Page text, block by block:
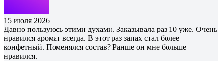
15 июля 2026
Давно пользуюсь этими духами. Заказывала раз 10 уже. Очень
нравился аромат всегда. В этот раз запах стал более
конфетный. Поменялся состав? Ранше он мне больше
нравился.